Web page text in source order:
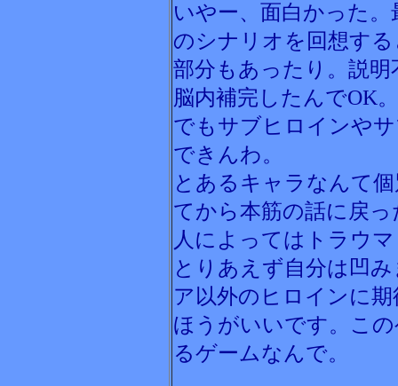
いやー、面白かった
のシナリオを回想す
部分もあったり。説
脳内補完したんでOK。
でもサブヒロインや
できんわ。
とあるキャラなんて
てから本筋の話に戻
人によってはトラウ
とりあえず自分は凹
ア以外のヒロインに
ほうがいいです。こ
るゲームなんで。